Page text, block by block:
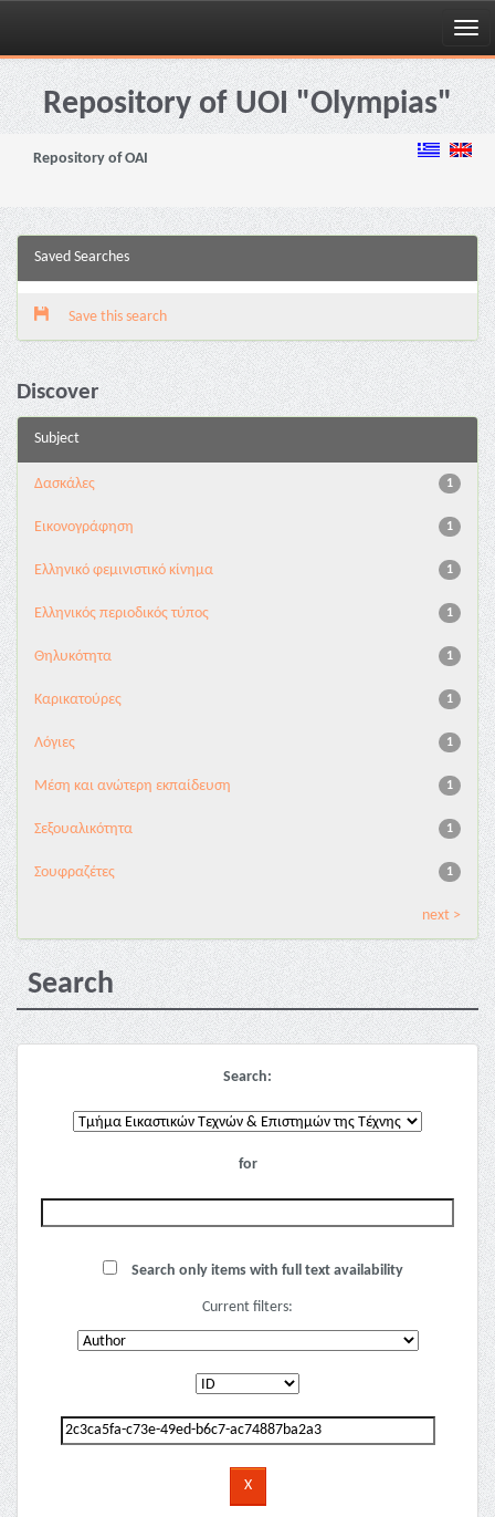
Skip
navigationRepository of UOI "Olympias"
Repository of OAI
Saved Searches
Save this search
Discover
Subject
1
Δασκάλες
1
Εικονογράφηση
1
Ελληνικό φεμινιστικό κίνημα
1
Ελληνικός περιοδικός τύπος
1
Θηλυκότητα
1
Καρικατούρες
1
Λόγιες
1
Μέση και ανώτερη εκπαίδευση
1
Σεξουαλικότητα
1
Σουφραζέτες
next >
Search
Search:
for
Search only items with full text availability
Current filters: